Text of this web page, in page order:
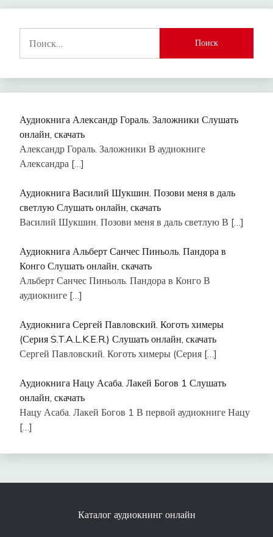
Аудиокнига Александр Гораль. Заложники Слушать
онлайн, скачать
Александр Гораль. Заложники В аудиокниге
Александра […]
Аудиокнига Василий Шукшин. Позови меня в даль
светлую Слушать онлайн, скачать
Василий Шукшин. Позови меня в даль светлую В […]
Аудиокнига Альберт Санчес Пиньоль. Пандора в
Конго Слушать онлайн, скачать
Альберт Санчес Пиньоль. Пандора в Конго В
аудиокниге […]
Аудиокнига Сергей Павловский. Коготь химеры
(Серия S.T.A.L.K.E.R.) Слушать онлайн, скачать
Сергей Павловский. Коготь химеры (Серия […]
Аудиокнига Нацу Асаба. Лакей Богов 1 Слушать
онлайн, скачать
Нацу Асаба. Лакей Богов 1 В первой аудиокниге Нацу
[…]
Каталог аудиокнинг онлайн